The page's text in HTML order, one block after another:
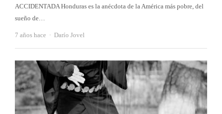
ACCIDENTADA Honduras es la anécdota de la América más pobre, del
sueño de…
7 años hace Autor
Darío Jovel